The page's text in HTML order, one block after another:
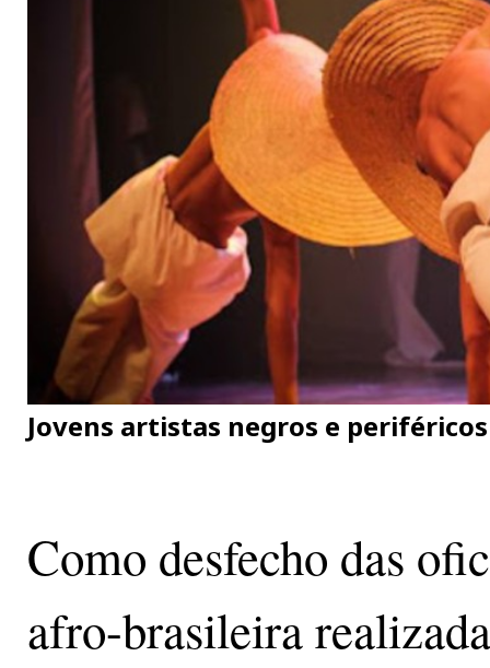
Jovens artistas negros e
Como desfecho das
afro-brasileira